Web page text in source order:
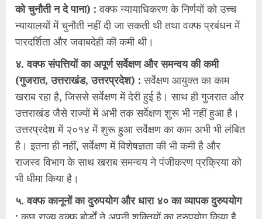
को चुनौती न दे पाना) : वक्फ न्यायाधिकरण के निर्णयों को उच्च
न्यायालयों में चुनौती नहीं दी जा सकती थी तथा वक्फ प्रबंधन में
पारदर्शिता और जवाबदेही की कमी थी।
४. वक्फ संपत्तियों का अपूर्ण सर्वेक्षण और समन्वय की कमी
(गुजरात, उत्तराखंड, उत्तरप्रदेश) : सर्वेक्षण आयुक्त का काम
खराब रहा है, जिससे सर्वेक्षण में देरी हुई है। साथ ही गुजरात और
उत्तराखंड जैसे राज्यों में अभी तक सर्वेक्षण शुरू भी नहीं हुआ है।
उत्तरप्रदेश में २०१४ में शुरू हुआ सर्वेक्षण का काम अभी भी लंबित
है। इतना ही नहीं, सर्वेक्षण में विशेषज्ञता की भी कमी है और
राजस्व विभाग के साथ खराब समन्वय ने पंजीकरण प्रक्रिया को
भी धीमा किया है।
५. वक्फ कानूनों का दुरुपयोग और धारा ४० का व्यापक दुरुपयोग